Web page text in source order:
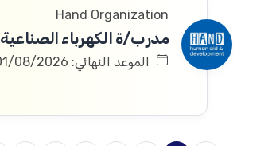
Hand Organization
مدرب/ة الكهرباء الصناعية
الموعد النهائي: 01/08/2026